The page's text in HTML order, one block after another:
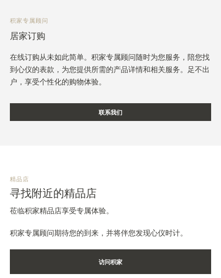
积家专属顾问
居家订购
在线订购从未如此简单。积家专属顾问随时为您服务，陪您找
到心仪的表款，为您提供所需的产品详情和相关服务。足不出
户，享受个性化的购物体验。
联系我们
精品店
寻找附近的精品店
莅临积家精品店享受专属体验。
积家专属顾问期待您的到来，并将伴您发现心仪时计。
访问积家